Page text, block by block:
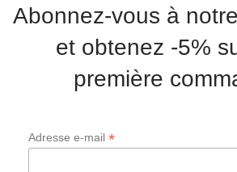
Abonnez-vous à
et obtenez -5%
première
Adresse e-mail *